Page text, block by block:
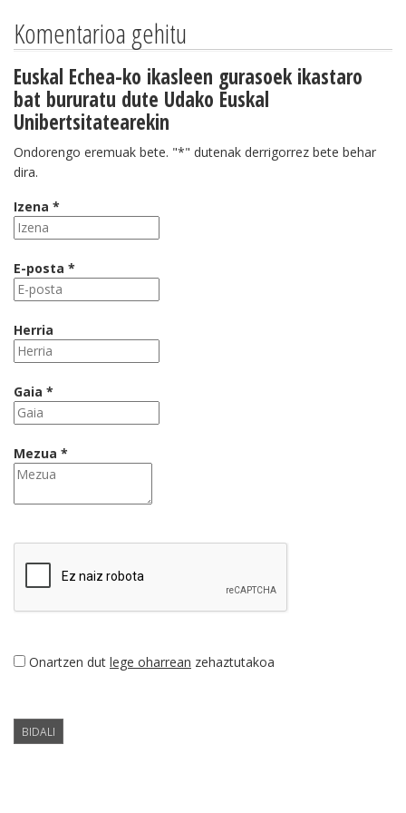
Komentarioa gehitu
Euskal Echea-ko ikasleen gurasoek ikastaro
bat bururatu dute Udako Euskal
Unibertsitatearekin
Ondorengo eremuak bete. "*" dutenak derrigorrez bete behar
dira.
Izena *
E-posta *
Herria
Gaia *
Mezua *
Onartzen dut lege oharrean zehaztutakoa
BIDALI